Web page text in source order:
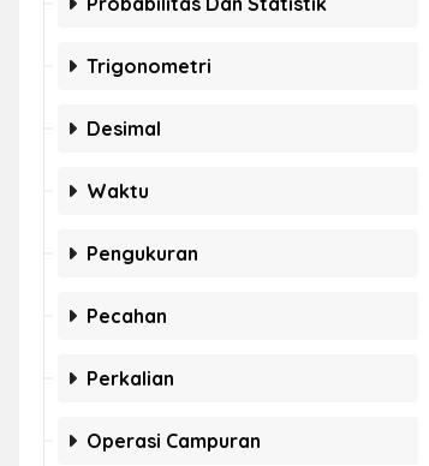
Trigonometri
Desimal
Waktu
Pengukuran
Pecahan
Perkalian
Operasi Campuran